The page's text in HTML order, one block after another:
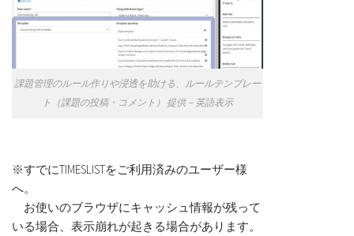
課題管理のルール作りや浸透を助ける、ルールテンプレー
ト（課題の投稿・コメント） 提供－英語表示
※すでにTIMESLISTをご利用済みのユーザー様
へ。
お使いのブラウザにキャッシュ情報が残って
いる場合、表示崩れが起きる場合があります。